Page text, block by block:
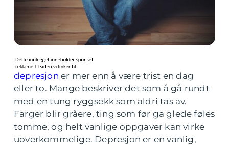
depresjon er mer enn å være trist en dag
eller to. Mange beskriver det som å gå rundt
med en tung ryggsekk som aldri tas av.
Farger blir gråere, ting som før ga glede føles
tomme, og helt vanlige oppgaver kan virke
uoverkommelige. Depresjon er en vanlig,